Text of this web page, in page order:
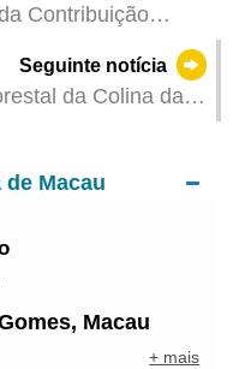
Contribuição
mês de Junho, vai
Seguinte notícia
da Colina da
Macau
Macau
+ mais